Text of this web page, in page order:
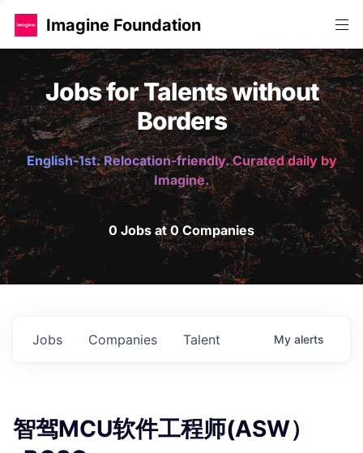
Imagine Foundation
Jobs for Talents without
Borders
English-1st. Relocation-friendly. Curated daily by
Imagine.
0 Jobs at 0 Companies
Jobs Companies Talent My alerts
智驾MCU软件工程师(ASW）